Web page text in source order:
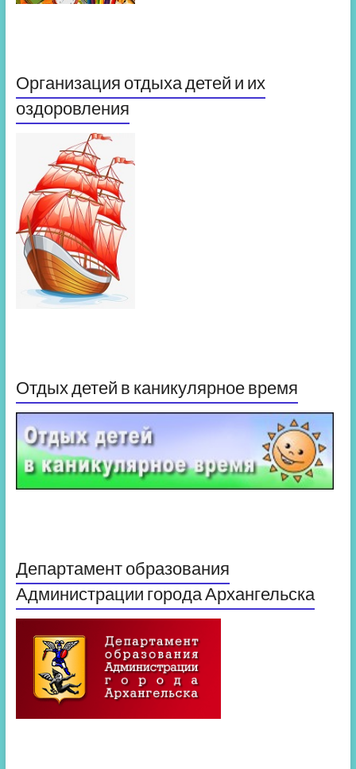
Организация отдыха детей и их
оздоровления
Отдых детей в каникулярное время
Департамент образования
Администрации города Архангельска